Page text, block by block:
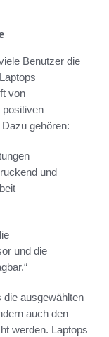
Benutzer die
von
positiven
gehören:
und
und die
ausgewählten
auch den
werden. Laptops